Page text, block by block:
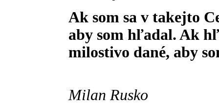
Ak som sa v takejto
aby som hľadal. Ak
milostivo dané, aby
Milan Rusko